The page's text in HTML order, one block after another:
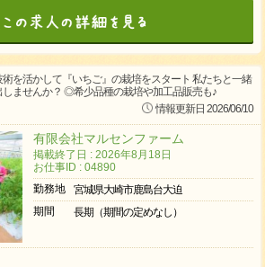
を活かして『いちご』の栽培をスタート 私たちと一緒
ませんか？ ◎希少品種の栽培や加工品販売も♪
情報更新日 2026/06/10
有限会社マルセンファーム
掲載終了日 : 2026年8月18日
お仕事ID : 04890
勤務地
宮城県大崎市鹿島台大迫
期間
長期（期間の定めなし）